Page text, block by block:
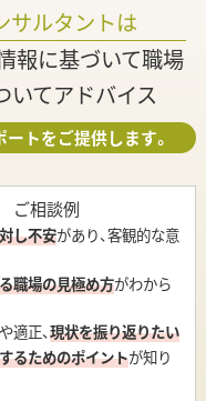
サルタントは
報に基づいて職場
いてアドバイス
トをご提供します。
ご相談例
し不安があり、客観的な意
職場の見極め方がわから
適正、現状を振り返りたい
るためのポイントが知り